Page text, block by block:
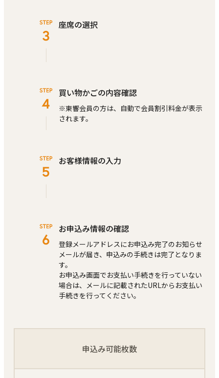
座席の選択
買い物かごの内容確認
※東響会員の⽅は、⾃動で会員割引料⾦が表⽰
されます。
お客様情報の⼊⼒
お申込み情報の確認
登録メールアドレスにお申込み完了のお知らせ
メールが届き、申込みの⼿続きは完了となりま
す。
お申込み画⾯でお⽀払い⼿続きを⾏っていない
場合は、メールに記載されたURLからお⽀払い
⼿続きを⾏ってください。
申込み可能枚数